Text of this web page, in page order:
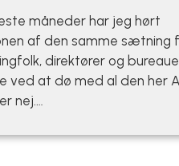
måneder har jeg hørt
af den samme sætning
direktører og
ved at dø med al den her
nej.…